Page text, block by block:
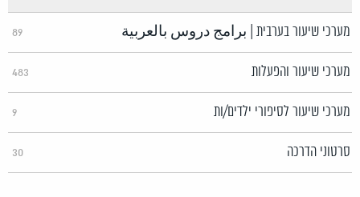
מערכי שיעור בערבית | برامج دروس بالعربية 89
מערכי שיעור והפעלות 483
מערכי שיעור לסיפורי ילדים/ות 9
סרטוני הדרכה 30